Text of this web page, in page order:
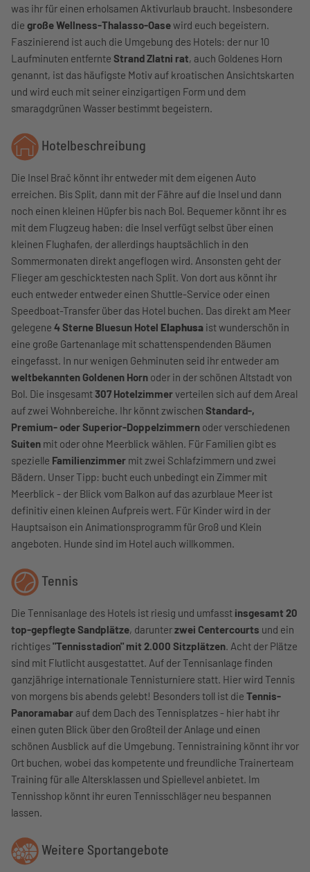
was ihr für einen erholsamen Aktivurlaub braucht. Insbesondere
die große Wellness-Thalasso-Oasewird euch begeistern.
Faszinierend ist auch die Umgebung des Hotels: der nur 10
Laufminuten entfernte Strand Zlatni rat, auch Goldenes Horn
genannt, ist das häufigste Motiv auf kroatischen Ansichtskarten
und wird euch mit seiner einzigartigen Form und dem
smaragdgrünen Wasser bestimmt begeistern.
Hotelbeschreibung
Die Insel Brač könnt ihr entweder mit dem eigenen Auto
erreichen. Bis Split, dann mit der Fähre auf die Insel und dann
noch einen kleinen Hüpfer bis nach Bol. Bequemer könnt ihr es
mit dem Flugzeug haben: die Insel verfügt selbst über einen
kleinen Flughafen, der allerdings hauptsächlich in den
Sommermonaten direkt angeflogen wird. Ansonsten geht der
Flieger am geschicktesten nach Split. Von dort aus könnt ihr
euch entweder entweder einen Shuttle-Service oder einen
Speedboat-Transfer über das Hotel buchen. Das direkt am Meer
gelegene 4 Sterne Bluesun Hotel Elaphusa ist wunderschön in
eine große Gartenanlage mit schattenspendenden Bäumen
eingefasst. In nur wenigen Gehminuten seid ihr entweder am
weltbekannten Goldenen Horn oder in der schönen Altstadt von
Bol. Die insgesamt307 Hotelzimmerverteilen sich auf dem Areal
auf zwei Wohnbereiche. Ihr könnt zwischen Standard-,
Premium- oder Superior-Doppelzimmern oder verschiedenen
Suiten mit oder ohne Meerblick wählen. Für Familien gibt es
spezielle Familienzimmer mit zwei Schlafzimmern und zwei
Bädern. Unser Tipp: bucht euch unbedingt ein Zimmer mit
Meerblick - der Blick vom Balkon auf das azurblaue Meer ist
definitiv einen kleinen Aufpreis wert. Für Kinder wird in der
Hauptsaison ein Animationsprogramm für Groß und Klein
angeboten. Hunde sind im Hotel auch willkommen.
Tennis
Die Tennisanlage des Hotels ist riesig und umfasst insgesamt 20
top-gepflegte Sandplätze, darunterzwei Centercourts und ein
richtiges"Tennisstadion" mit 2.000 Sitzplätzen. Acht der Plätze
sind mit Flutlicht ausgestattet. Auf der Tennisanlage finden
ganzjährige internationale Tennisturniere statt. Hier wird Tennis
von morgens bis abends gelebt! Besonders toll ist die Tennis-
Panoramabar auf dem Dach des Tennisplatzes - hier habt ihr
einen guten Blick über den Großteil der Anlage und einen
schönen Ausblick auf die Umgebung. Tennistraining könnt ihr vor
Ort buchen, wobei das kompetente und freundliche Trainerteam
Training für alle Altersklassen und Spiellevel anbietet. Im
Tennisshop könnt ihr euren Tennisschläger neu bespannen
lassen.
Weitere Sportangebote